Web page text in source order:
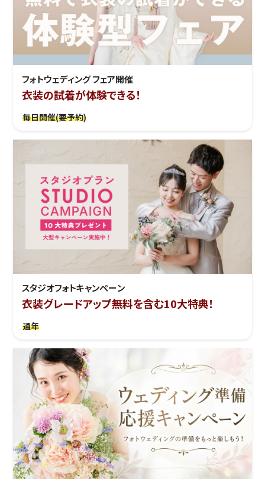
フォトウェディング フェア開催
衣装の試着が体験できる！
毎日開催(要予約)
スタジオフォトキャンペーン
衣装グレードアップ無料を含む10大特典！
通年